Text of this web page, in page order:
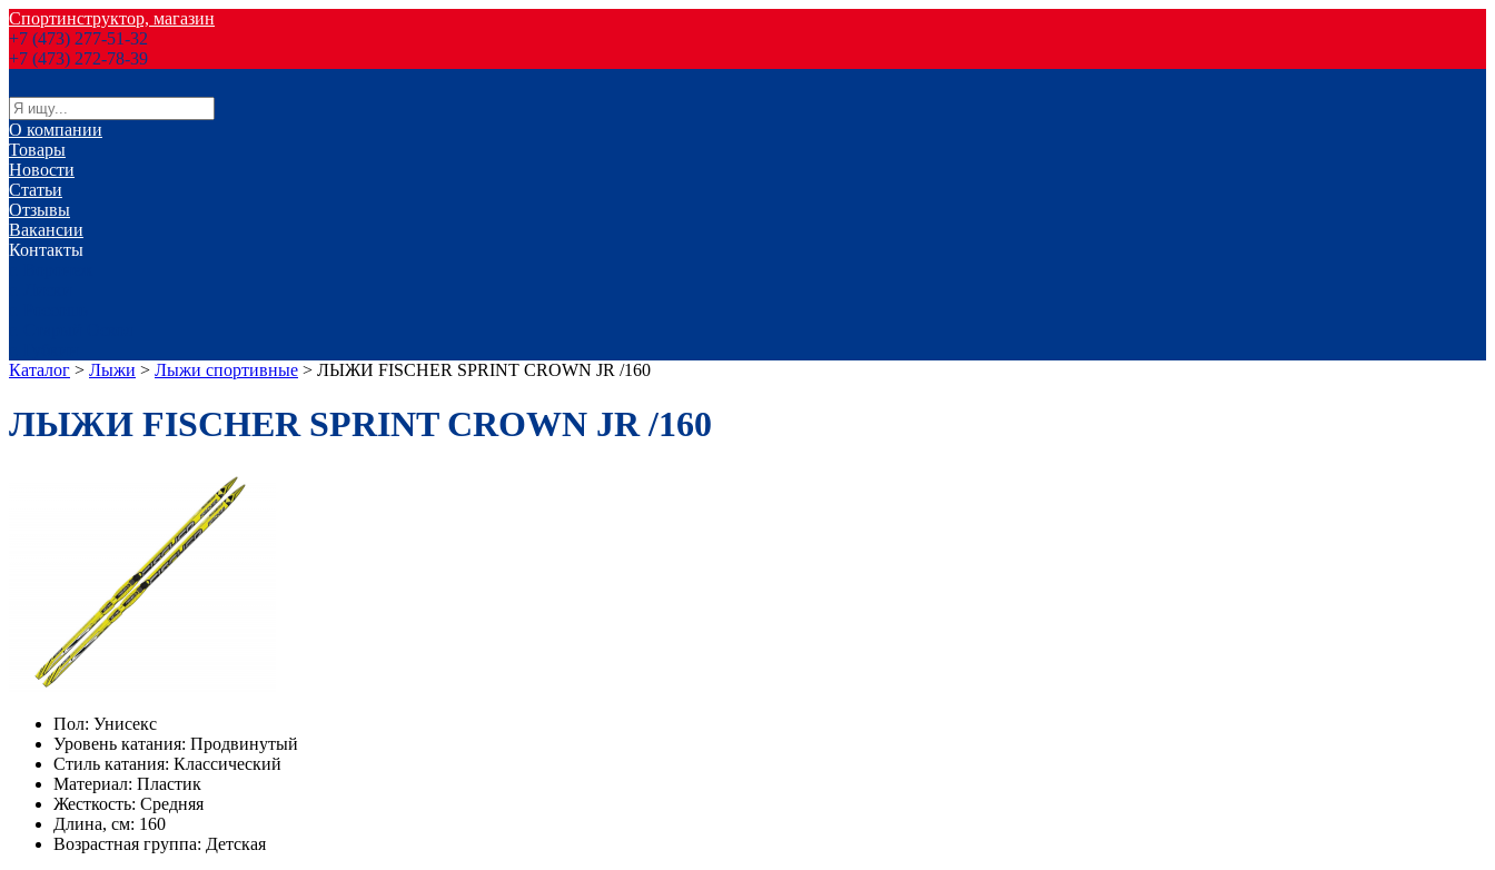
Спортинструктор, магазин
+7 (473) 277-51-32
+7 (473) 272-78-39
О компании
Товары
Новости
Статьи
Отзывы
Вакансии
Контакты
Каталог > Лыжи > Лыжи спортивные > ЛЫЖИ FISCHER SPRINT CROWN JR /160
ЛЫЖИ FISCHER SPRINT CROWN JR /160
Пол: Унисекс
Уровень катания: Продвинутый
Стиль катания: Классический
Материал: Пластик
Жесткость: Средняя
Длина, см: 160
Возрастная группа: Детская